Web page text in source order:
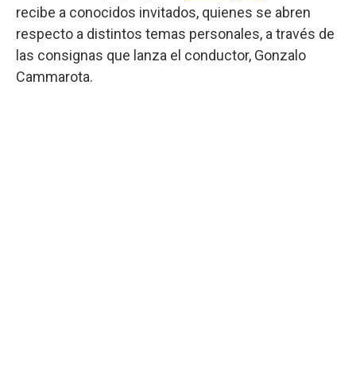
recibe a conocidos invitados, quienes se abren
respecto a distintos temas personales, a través de
las consignas que lanza el conductor, Gonzalo
Cammarota.